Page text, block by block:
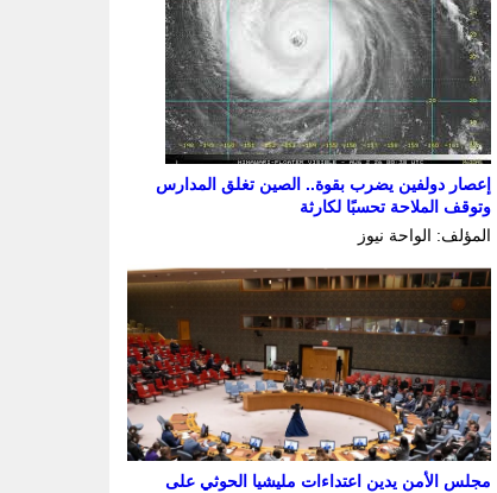
إعصار دولفين يضرب بقوة.. الصين تغلق المدارس
وتوقف الملاحة تحسبًا لكارثة
المؤلف: الواحة نيوز
مجلس الأمن يدين اعتداءات مليشيا الحوثي على